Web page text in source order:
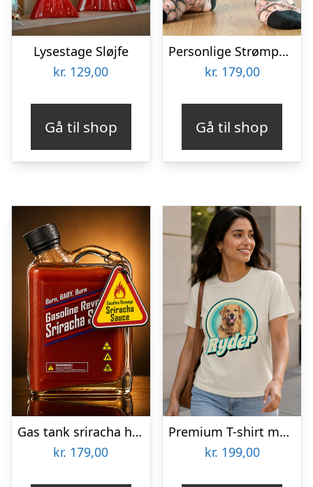
Lysestage Sløjfe
kr. 129,00
Gå til shop
Personlige Strømper med Billede – Multiface
kr. 179,00
Gå til shop
Gas tank sriracha hot sauce – Thoughtfully
kr. 179,00
Premium T-shirt med foto – Retrodesign kæledyr
kr. 199,00